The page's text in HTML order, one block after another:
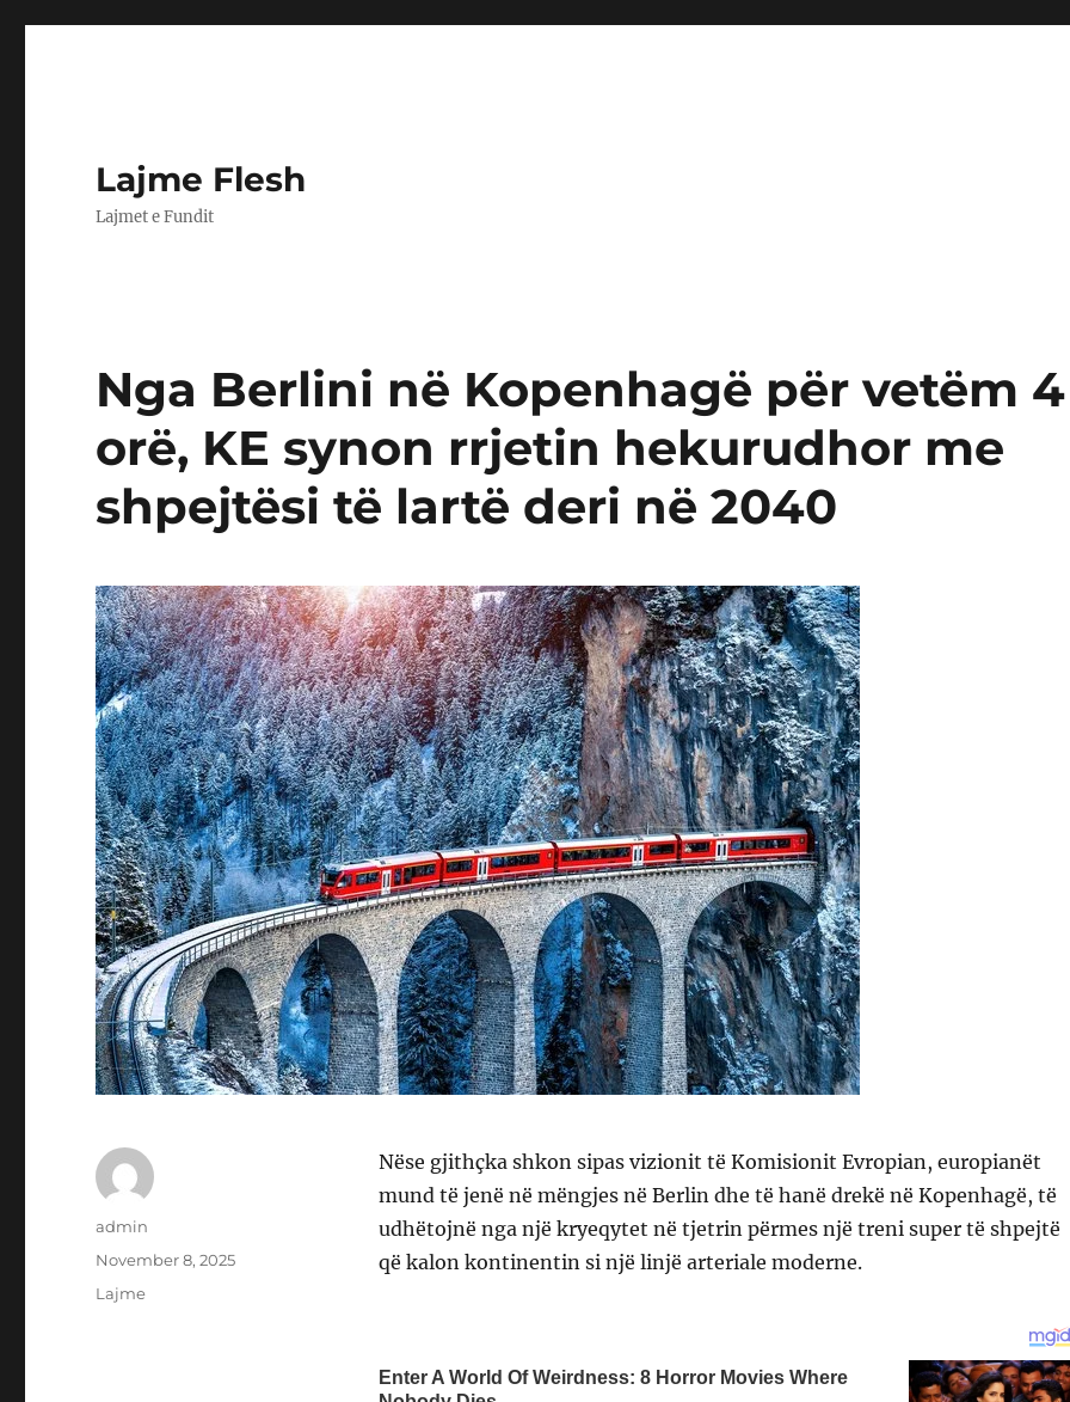
Lajme Flesh
Lajmet e Fundit
Nga Berlini në Kopenhagë për vetëm 4
orë, KE synon rrjetin hekurudhor me
shpejtësi të lartë deri në 2040
Nëse gjithçka shkon sipas vizionit të Komisionit Evropian, europianët
mund të jenë në mëngjes në Berlin dhe të hanë drekë në Kopenhagë, të
udhëtojnë nga një kryeqytet në tjetrin përmes një treni super të shpejtë
që kalon kontinentin si një linjë arteriale moderne.
Author
admin
Posted
November 8, 2025
Categories
Lajme